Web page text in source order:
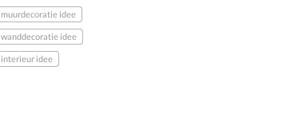
muurdecoratie idee
wanddecoratie idee
interieur idee